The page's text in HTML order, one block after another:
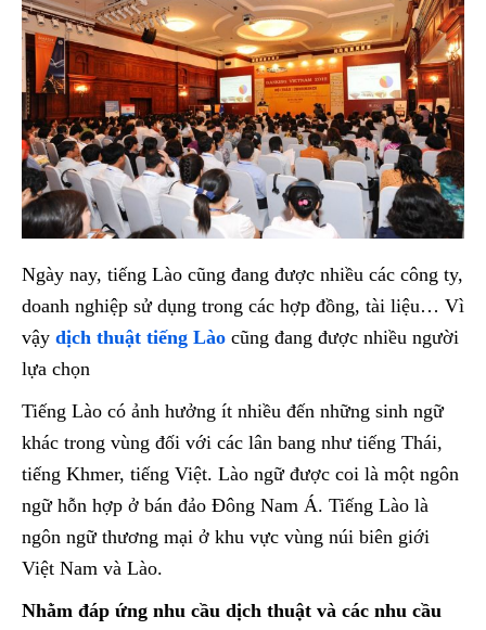
Ngày nay, tiếng Lào cũng đang được nhiều các công ty,
doanh nghiệp sử dụng trong các hợp đồng, tài liệu… Vì
vậy dịch thuật tiếng Lào cũng đang được nhiều người
lựa chọn
Tiếng Lào có ảnh hưởng ít nhiều đến những sinh ngữ
khác trong vùng đối với các lân bang như tiếng Thái,
tiếng Khmer, tiếng Việt. Lào ngữ được coi là một ngôn
ngữ hỗn hợp ở bán đảo Đông Nam Á. Tiếng Lào là
ngôn ngữ thương mại ở khu vực vùng núi biên giới
Việt Nam và Lào.
Nhằm đáp ứng nhu cầu dịch thuật và các nhu cầu